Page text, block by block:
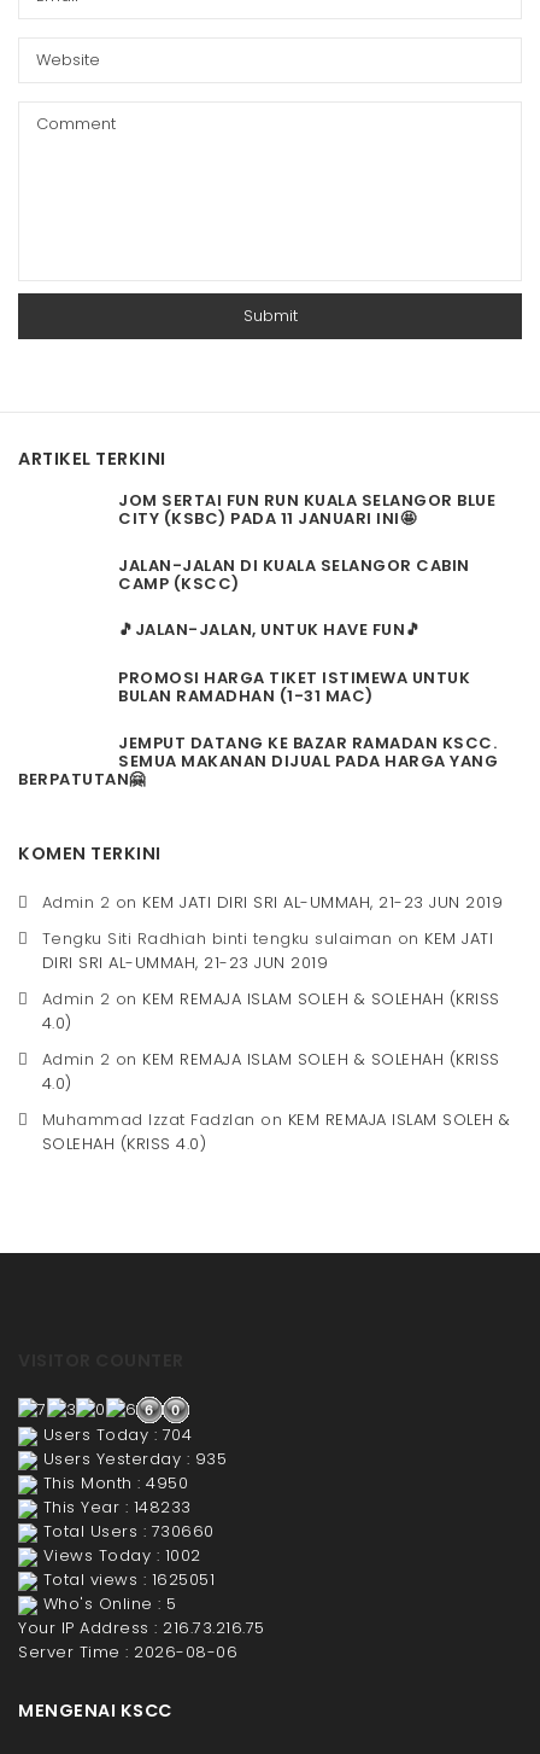
ARTIKEL TERKINI
JOM SERTAI FUN RUN KUALA SELANGOR BLUE
CITY (KSBC) PADA 11 JANUARI INI🤩
JALAN-JALAN DI KUALA SELANGOR CABIN
CAMP (KSCC)
🎵JALAN-JALAN, UNTUK HAVE FUN🎵
PROMOSI HARGA TIKET ISTIMEWA UNTUK
BULAN RAMADHAN (1-31 MAC)
JEMPUT DATANG KE BAZAR RAMADAN KSCC.
SEMUA MAKANAN DIJUAL PADA HARGA YANG
BERPATUTAN🤗
KOMEN TERKINI
Admin 2 on KEM JATI DIRI SRI AL-UMMAH, 21-23 JUN 2019
Tengku Siti Radhiah binti tengku sulaiman on KEM JATI
DIRI SRI AL-UMMAH, 21-23 JUN 2019
Admin 2 on KEM REMAJA ISLAM SOLEH & SOLEHAH (KRISS
4.0)
Admin 2 on KEM REMAJA ISLAM SOLEH & SOLEHAH (KRISS
4.0)
Muhammad Izzat Fadzlan on KEM REMAJA ISLAM SOLEH &
SOLEHAH (KRISS 4.0)
Users Today : 704
Users Yesterday : 935
This Month : 4950
This Year : 148233
Total Users : 730660
Views Today : 1002
Total views : 1625051
Who's Online : 5
Your IP Address : 216.73.216.75
Server Time : 2026-08-06
MENGENAI KSCC